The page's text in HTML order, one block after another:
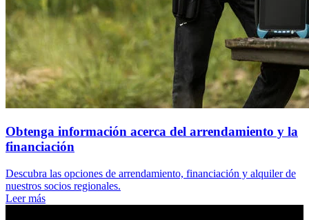
Obtenga información acerca del arrendamiento y la
financiación
Descubra las opciones de arrendamiento, financiación y alquiler de
nuestros socios regionales.
Leer más